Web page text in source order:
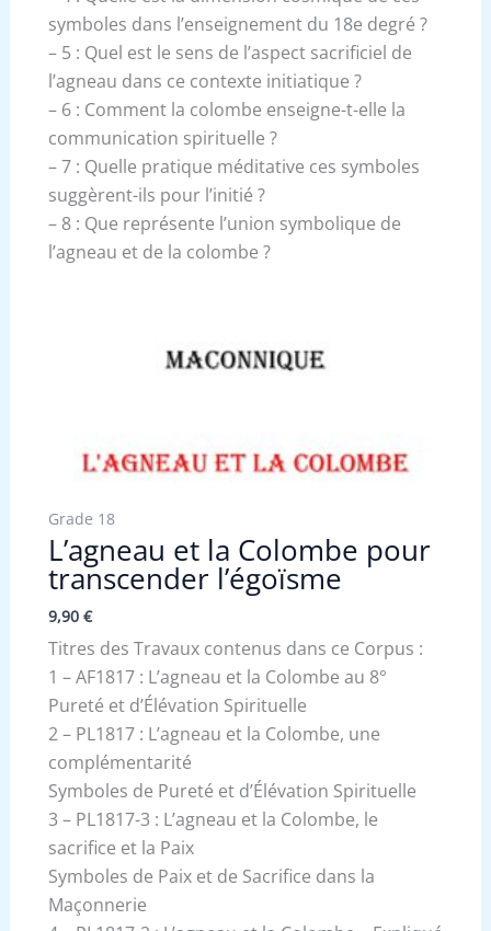
symboles dans l’enseignement du 18e degré ?
– 5 : Quel est le sens de l’aspect sacrificiel de
l’agneau dans ce contexte initiatique ?
– 6 : Comment la colombe enseigne-t-elle la
communication spirituelle ?
– 7 : Quelle pratique méditative ces symboles
suggèrent-ils pour l’initié ?
– 8 : Que représente l’union symbolique de
l’agneau et de la colombe ?
Grade 18
L’agneau et la Colombe pour
transcender l’égoïsme
9,90 €
Titres des Travaux contenus dans ce Corpus :
1 – AF1817 : L’agneau et la Colombe au 8°
Pureté et d’Élévation Spirituelle
2 – PL1817 : L’agneau et la Colombe, une
complémentarité
Symboles de Pureté et d’Élévation Spirituelle
3 – PL1817-3 : L’agneau et la Colombe, le
sacrifice et la Paix
Symboles de Paix et de Sacrifice dans la
Maçonnerie